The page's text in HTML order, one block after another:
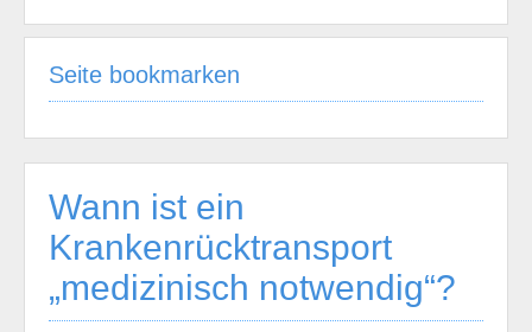
Seite bookmarken
Wann ist ein
Krankenrücktransport
„medizinisch notwendig“?